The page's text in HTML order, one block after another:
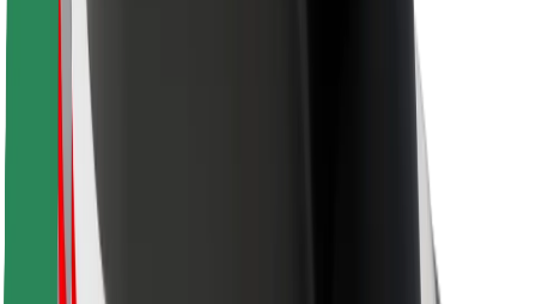
Ciudades
Soluciones para las ciudades